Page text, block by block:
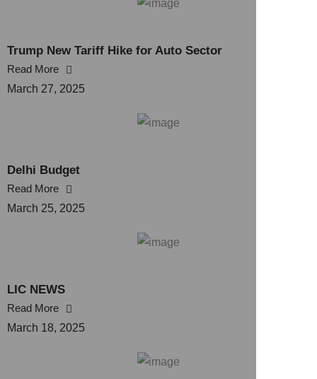
Trump New Tariff Hike for Auto Sector
Read More
March 27, 2025
Delhi Budget
Read More
March 25, 2025
LIC NEWS
Read More
March 18, 2025